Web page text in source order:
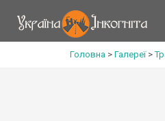
Головна > Галереї>